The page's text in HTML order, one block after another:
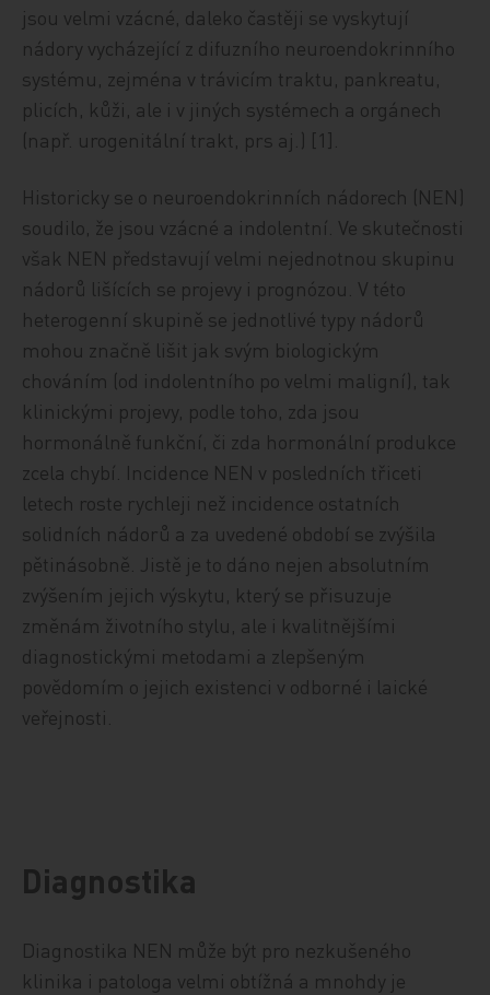
jsou velmi vzácné, daleko častěji se vyskytují
nádory vycházející z difuzního neuroendokrinního
systému, zejména v trávicím traktu, pankreatu,
plicích, kůži, ale i v jiných systémech a orgánech
(např. urogenitální trakt, prs aj.) [1].
Historicky se o neuroendokrinních nádorech (NEN)
soudilo, že jsou vzácné a indolentní. Ve skutečnosti
však NEN představují velmi nejednotnou skupinu
nádorů lišících se projevy i prognózou. V této
heterogenní skupině se jednotlivé typy nádorů
mohou značně lišit jak svým biologickým
chováním (od indolentního po velmi maligní), tak
klinickými projevy, podle toho, zda jsou
hormonálně funkční, či zda hormonální produkce
zcela chybí. Incidence NEN v posledních třiceti
letech roste rychleji než incidence ostatních
solidních nádorů a za uvedené období se zvýšila
pětinásobně. Jistě je to dáno nejen absolutním
zvýšením jejich výskytu, který se přisuzuje
změnám životního stylu, ale i kvalitnějšími
diagnostickými metodami a zlepšeným
povědomím o jejich existenci v odborné i laické
veřejnosti.
Diagnostika
Diagnostika NEN může být pro nezkušeného
klinika i patologa velmi obtížná a mnohdy je